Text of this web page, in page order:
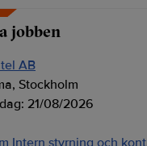
jobben
AB
Stockholm
21/08/2026
Intern styrning och